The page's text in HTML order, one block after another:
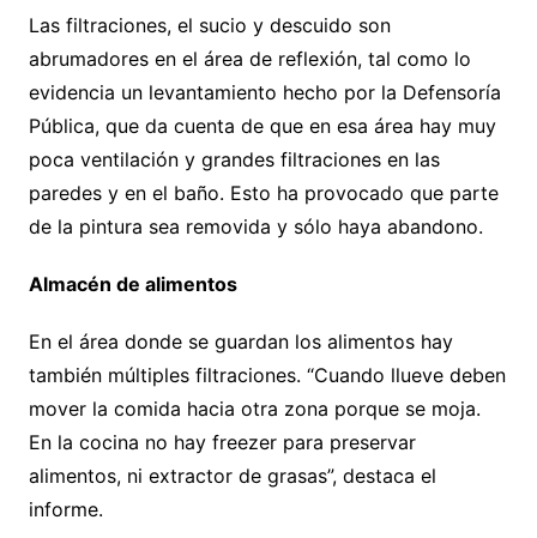
Las filtraciones, el sucio y descuido son
abrumadores en el área de reflexión, tal como lo
evidencia un levantamiento hecho por la Defensoría
Pública, que da cuenta de que en esa área hay muy
poca ventilación y grandes filtraciones en las
paredes y en el baño. Esto ha provocado que parte
de la pintura sea removida y sólo haya abandono.
Almacén de alimentos
En el área donde se guardan los alimentos hay
también múltiples filtraciones. “Cuando llueve deben
mover la comida hacia otra zona porque se moja.
En la cocina no hay freezer para preservar
alimentos, ni extractor de grasas”, destaca el
informe.